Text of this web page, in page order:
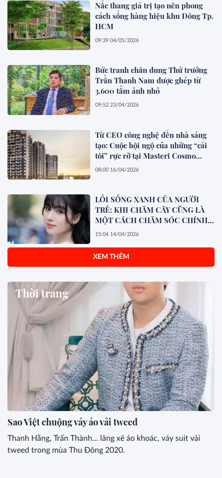
Nấc thang giá trị tạo nên phong
cách sống hàng hiệu khu Đông Tp.
HCM
09:39 04/05/2026
Bức tranh chân dung Thứ trưởng
Trần Thanh Nam được ghép từ
3.600 tấm ảnh nhỏ
09:52 23/04/2026
Từ CEO công nghệ đến nhà sáng
tạo: Cuộc hội ngộ của những “cái
tôi” rực rỡ tại Masteri Cosmo
Central
08:00 16/04/2026
LỐI SỐNG XANH CỦA NGƯỜI
TRẺ: KHI CHĂM CÂY CŨNG LÀ
MỘT CÁCH CHĂM SÓC CHÍNH
MÌNH
15:04 14/04/2026
XEM THÊM
Thời trang
Sao Việt chuộng váy áo vải tweed
Thanh Hằng, Trấn Thành... lăng xê áo khoác, váy suit vải
tweed trong mùa Thu Đông 2020.